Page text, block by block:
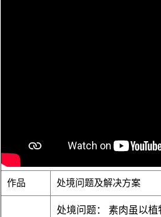
作品 处境问题及解决方案
处境问题：
素肉虽以